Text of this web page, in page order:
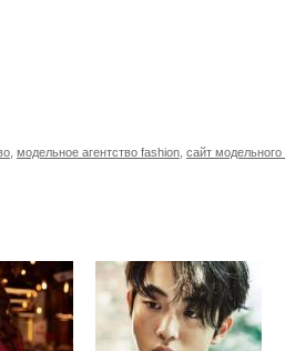
модельное агентство fashion сайт модельного